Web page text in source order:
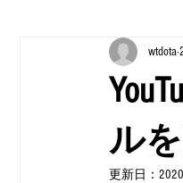
道の駅おおたジムキ
道の駅おおた野菜
ル
wtdota
更新日：